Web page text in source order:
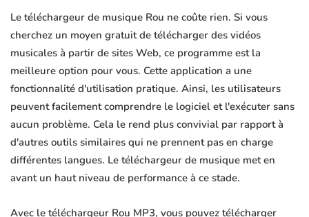
Le téléchargeur de musique Rou ne coûte rien. Si vous
cherchez un moyen gratuit de télécharger des vidéos
musicales à partir de sites Web, ce programme est la
meilleure option pour vous. Cette application a une
fonctionnalité d'utilisation pratique. Ainsi, les utilisateurs
peuvent facilement comprendre le logiciel et l'exécuter sans
aucun problème. Cela le rend plus convivial par rapport à
d'autres outils similaires qui ne prennent pas en charge
différentes langues. Le téléchargeur de musique met en
avant un haut niveau de performance à ce stade.
Avec le téléchargeur Rou MP3, vous pouvez télécharger